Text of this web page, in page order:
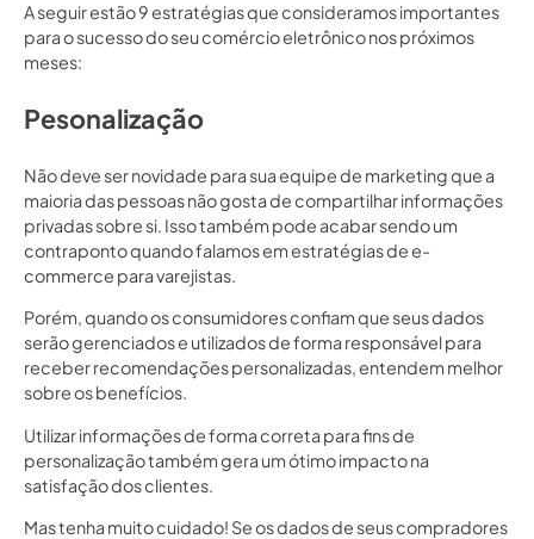
A seguir estão 9 estratégias que consideramos importantes
para o sucesso do seu comércio eletrônico nos próximos
meses:
Pesonalização
Não deve ser novidade para sua equipe de marketing que a
maioria das pessoas não gosta de compartilhar informações
privadas sobre si. Isso também pode acabar sendo um
contraponto quando falamos em estratégias de e-
commerce para varejistas.
Porém, quando os consumidores confiam que seus dados
serão gerenciados e utilizados de forma responsável para
receber recomendações personalizadas, entendem melhor
sobre os benefícios.
Utilizar informações de forma correta para fins de
personalização também gera um ótimo impacto na
satisfação dos clientes.
Mas tenha muito cuidado! Se os dados de seus compradores